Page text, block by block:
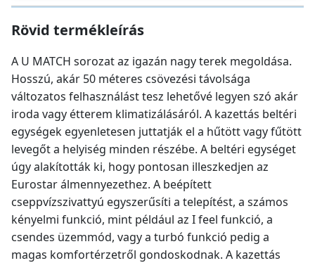
Rövid termékleírás
A U MATCH sorozat az igazán nagy terek megoldása.
Hosszú, akár 50 méteres csövezési távolsága
változatos felhasználást tesz lehetővé legyen szó akár
iroda vagy étterem klimatizálásáról. A kazettás beltéri
egységek egyenletesen juttatják el a hűtött vagy fűtött
levegőt a helyiség minden részébe. A beltéri egységet
úgy alakították ki, hogy pontosan illeszkedjen az
Eurostar álmennyezethez. A beépített
cseppvízszivattyú egyszerűsíti a telepítést, a számos
kényelmi funkció, mint például az I feel funkció, a
csendes üzemmód, vagy a turbó funkció pedig a
magas komfortérzetről gondoskodnak. A kazettás